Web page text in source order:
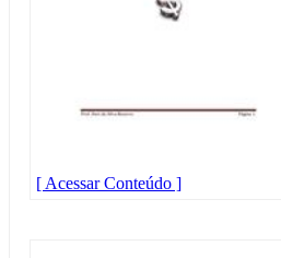
[ Acessar Conteúdo ]